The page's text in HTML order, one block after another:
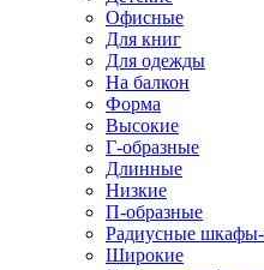
Офисные
Для книг
Для одежды
На балкон
Форма
Высокие
Г-образные
Длинные
Низкие
П-образные
Радиусные
Широкие